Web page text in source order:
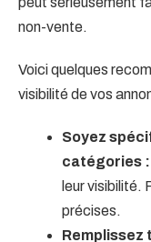
non-vente.
Voici quelques
visibilité de vos
Soyez
catégories :
leur visibilité.
précises.
Remplissez